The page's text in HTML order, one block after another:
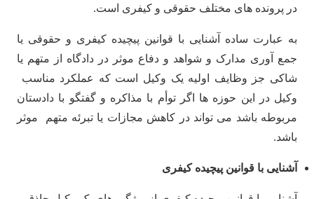
در پرونده های مختلف حقوقی و کیفری است.
به عبارت ساده آشنایی با قوانین پیچیده کیفری و حقوقی یا
جمع آوری مدارک و شواهد و دفاع موثر در دادگاه از متهم یا
شاکی جز وظایف اولیه یک وکیل است که عملکرد مناسب
وکیل در این حوزه ها اگر توأم با مذاکره و گفتگو با دادستان
مربوطه باشد می تواند در کاهش مجازات یا تبرئه متهم موثر
باشد.
آشنایی با قوانین پیچیده کیفری